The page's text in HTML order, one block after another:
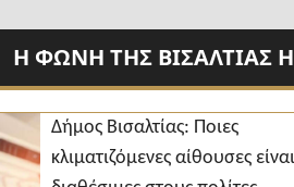
Η ΦΩΝΗ ΤΗΣ ΒΙΣΑΛΤΙΑΣ
Δήμος Βισαλτίας: Ποιες
κλιματιζόμενες αίθουσες είναι